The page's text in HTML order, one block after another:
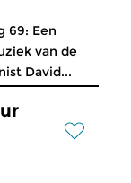
69: Een
van de
David...